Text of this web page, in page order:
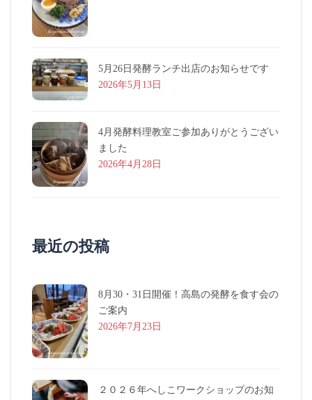
5月26日発酵ランチ出店のお知らせです
2026年5月13日
4月発酵料理教室ご参加ありがとうござい
ました
2026年4月28日
最近の投稿
8月30・31日開催！高島の発酵を食す会の
ご案内
2026年7月23日
２０２６年へしこワークショップのお知